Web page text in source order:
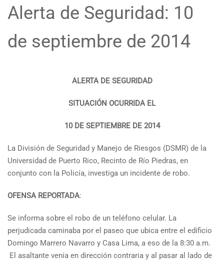
Alerta de Seguridad: 10
de septiembre de 2014
ALERTA DE SEGURIDAD
SITUACIÓN OCURRIDA EL
10 DE SEPTIEMBRE DE 2014
La División de Seguridad y Manejo de Riesgos (DSMR) de la
Universidad de Puerto Rico, Recinto de Río Piedras, en
conjunto con la Policía, investiga un incidente de robo.
OFENSA REPORTADA:
Se informa sobre el robo de un teléfono celular. La
perjudicada caminaba por el paseo que ubica entre el edificio
Domingo Marrero Navarro y Casa Lima, a eso de la 8:30 a.m.
El asaltante venía en dirección contraria y al pasar al lado de